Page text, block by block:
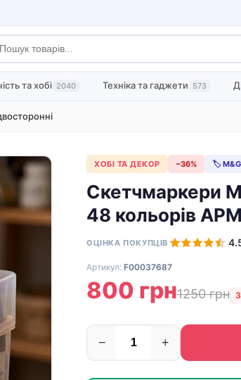
та хобі 2040 Техніка та гаджети 573
ХОБІ ТА ДЕКОР −36% 🏷 M&G
Скетчмаркери
48 кольорів
ОЦІНКА ПОКУПЦІВ
Артикул: F00037687
800 грн1250 грн
− +